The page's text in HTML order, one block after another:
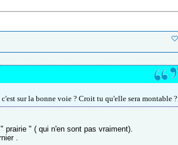
sur la bonne voie ? Croit tu qu'elle sera montable ?
prairie " ( qui n'en sont pas vraiment).
.